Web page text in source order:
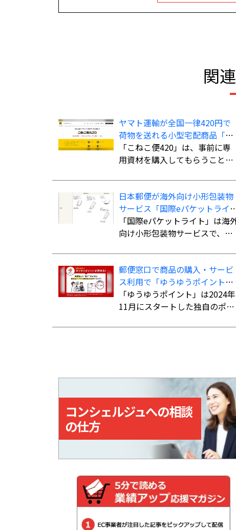
関
ヤマト運輸が全国一律420円で
荷物を送れる小型宅配商品「こ
ねこ便420」を全国展開
「こねこ便420」は、事前に専
用資材を購入してもらうことで
材費込み全国一律420円で商品
を配送する小型宅配商品。法
人、個人事業主のほか、個人も
利用可能。
日本郵便が海外向け小形包装物
サービス「国際eパケットライ
ト」の取扱国・地域を計138か
国・地域に拡大
「国際eパケットライト」は海
向け小形包装物サービスで、長
（長さ最大60cm）、重さ2kgま
での荷物を航空便扱いで送るこ
とができる。書留扱いの「国際e
パケット」よりも低料金で利用
でき、追跡サービスにも対応し
郵便窓口で商品の購入・サービ
ス利用で「ゆうゆうポイント」
を付与、「ゆうちょPayポイン
ト」への交換も開始
「ゆうゆうポイント」は2024年
11月にスタートした独自のポイ
便局アプリ」の会員証を提示し
が貯まる。
コンシェルジュへの相談
の仕方